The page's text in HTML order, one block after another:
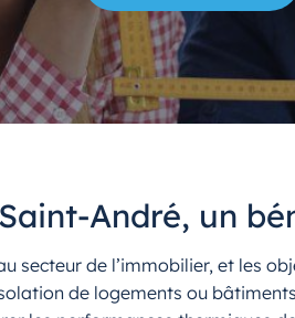
André, un
secteur de l’immobilier, et les
de logements ou